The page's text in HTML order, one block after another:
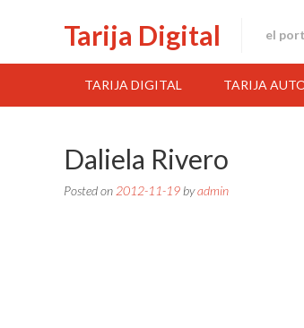
Tarija Digital el
TARIJA DIGITAL TARIJA
Daliela Rivero
Posted on 2012-11-19 byadmin